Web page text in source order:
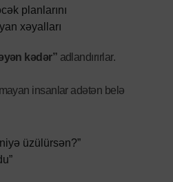
planlarını
xəyalları
kədər” adlandırırlar.
insanlar adətən belə
üzülürsən?”